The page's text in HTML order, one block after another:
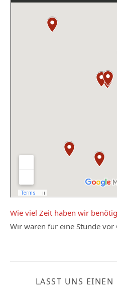
Wie viel Zeit haben wir
Wir waren für eine Stunde vor
LASST UNS